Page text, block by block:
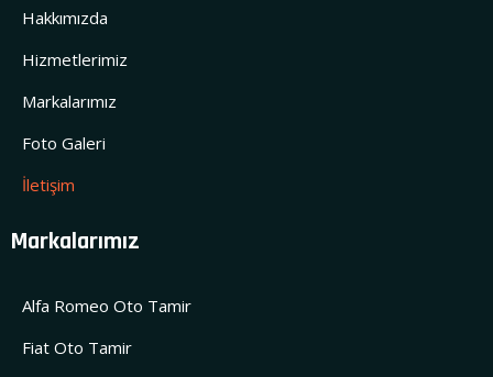
Hakkımızda
Hizmetlerimiz
Markalarımız
Foto Galeri
İletişim
Markalarımız
Alfa Romeo Oto Tamir
Fiat Oto Tamir